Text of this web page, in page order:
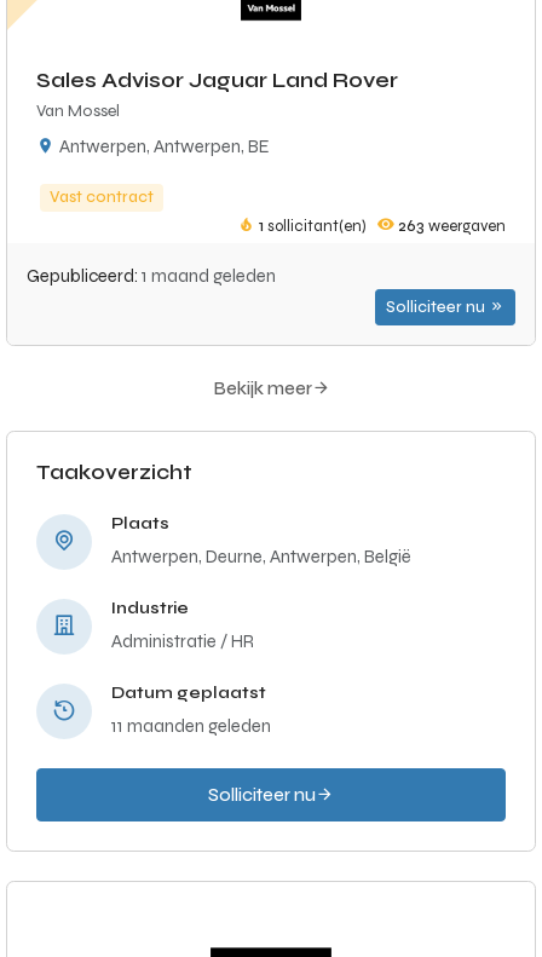
Sales Advisor Jaguar Land Rover
Van Mossel
Antwerpen, Antwerpen, BE
Vast contract
1 sollicitant(en) 263 weergaven
Gepubliceerd: 1 maand geleden
Solliciteer nu
Bekijk meer
Taakoverzicht
Plaats
Antwerpen, Deurne, Antwerpen, België
Industrie
Administratie / HR
Datum geplaatst
11 maanden geleden
Solliciteer nu